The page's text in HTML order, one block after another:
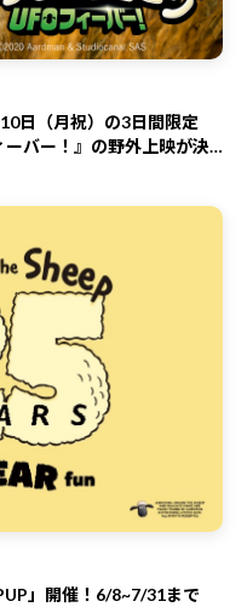
日（月祝）の3日間限定
バー！』の野外上映が決
」開催！6/8~7/31まで